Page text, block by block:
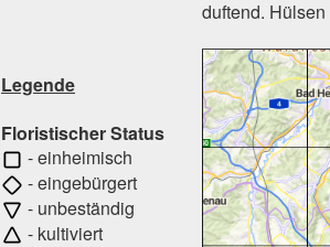
duftend.
Legende
Floristischer Status
- einheimisch
- eingebürgert
- unbeständig
- kultiviert